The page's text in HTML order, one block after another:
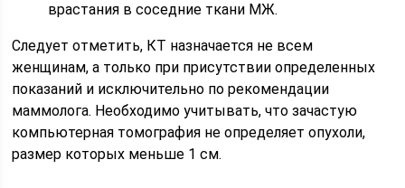
врастания в соседние ткани МЖ.
Следует отметить, КТ назначается не всем
женщинам, а только при присутствии определенных
показаний и исключительно по рекомендации
маммолога. Необходимо учитывать, что зачастую
компьютерная томография не определяет опухоли,
размер которых меньше 1 см.